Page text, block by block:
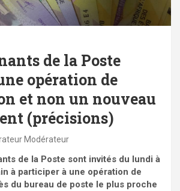
de la Poste
opération de
et non un nouveau
(précisions)
Modérateur
de la Poste sont invités du lundi à
à participer à une opération de
du bureau de poste le plus proche